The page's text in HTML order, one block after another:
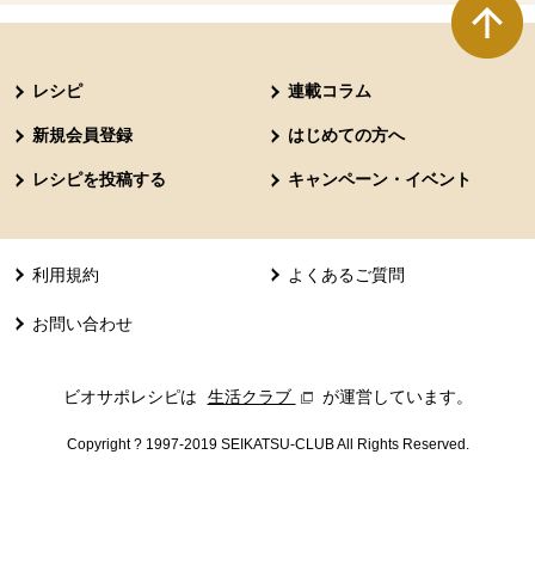
レシピ 連載コラム
新規会員登録 はじめての方へ
レシピを投稿する キャンペーン・イベント
利用規約 よくあるご質問
お問い合わせ
ビオサポレシピは 生活クラブ 別のウィンドウで開きます。
が運営しています。
Copyright ? 1997-2019 SEIKATSU-CLUB All Rights Reserved.